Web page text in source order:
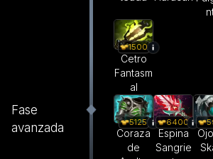
1500
Cetro
Fantasm
al
Fase
avanzada
5125
Coraza
de
6400
Espina
Sangrie